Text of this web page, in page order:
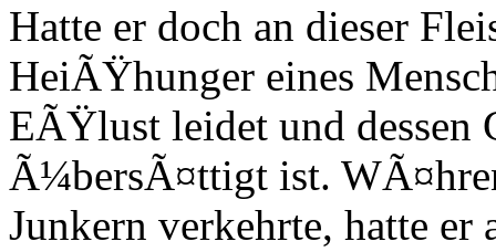
Hatte er doch an dieser
HeiÃŸhunger eines
EÃŸlust leidet und dessen
Ã¼bersÃ¤ttigt ist.
Junkern verkehrte, hatte er